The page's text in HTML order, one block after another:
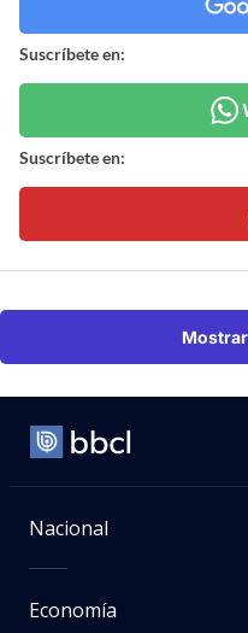
Suscríbete en:
Suscríbete en:
Nacional
Economía